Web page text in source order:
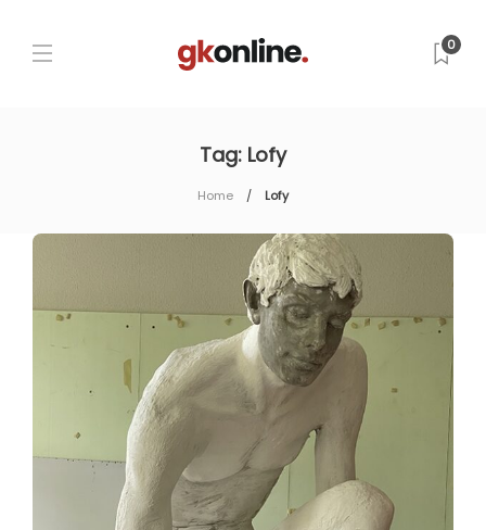
0
Tag: Lofy
Home Lofy